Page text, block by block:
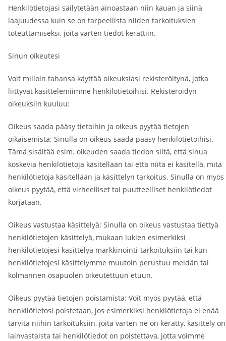
Henkilötietojasi säilytetään ainoastaan niin kauan ja siinä
laajuudessa kuin se on tarpeellista niiden tarkoituksien
toteuttamiseksi, joita varten tiedot kerättiin.
Sinun oikeutesi
Voit milloin tahansa käyttää oikeuksiasi rekisteröitynä, jotka
liittyvät käsittelemiimme henkilötietoihisi. Rekisteröidyn
oikeuksiin kuuluu:
Oikeus saada pääsy tietoihin ja oikeus pyytää tietojen
oikaisemista: Sinulla on oikeus saada pääsy henkilötietoihisi.
Tämä sisältää esim. oikeuden saada tiedon siitä, että sinua
koskevia henkilötietoja käsitellään tai että niitä ei käsitellä, mitä
henkilötietoja käsitellään ja käsittelyn tarkoitus. Sinulla on myös
oikeus pyytää, että virheelliset tai puutteelliset henkilötiedot
korjataan.
Oikeus vastustaa käsittelyä: Sinulla on oikeus vastustaa tiettyä
henkilötietojen käsittelyä, mukaan lukien esimerkiksi
henkilötietojesi käsittelyä markkinointi-tarkoituksiin tai kun
henkilötietojesi käsittelymme muutoin perustuu meidän tai
kolmannen osapuolen oikeutettuun etuun.
Oikeus pyytää tietojen poistamista: Voit myös pyytää, että
henkilötietosi poistetaan, jos esimerkiksi henkilötietoja ei enää
tarvita niihin tarkoituksiin, joita varten ne on kerätty, käsittely on
lainvastaista tai henkilötiedot on poistettava, jotta voimme